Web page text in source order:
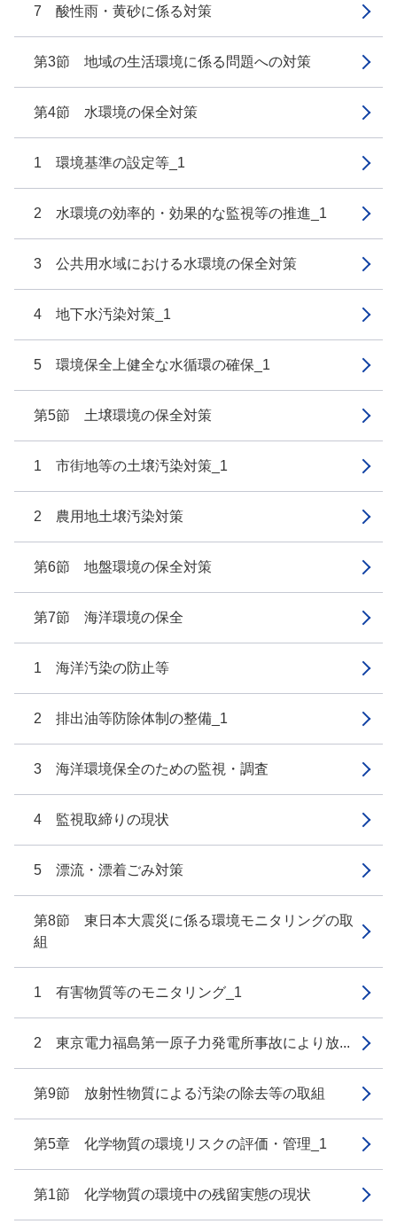
7 酸性雨・黄砂に係る対策
第3節 地域の生活環境に係る問題への対策
第4節 水環境の保全対策
1 環境基準の設定等_1
2 水環境の効率的・効果的な監視等の推進_1
3 公共用水域における水環境の保全対策
4 地下水汚染対策_1
5 環境保全上健全な水循環の確保_1
第5節 土壌環境の保全対策
1 市街地等の土壌汚染対策_1
2 農用地土壌汚染対策
第6節 地盤環境の保全対策
第7節 海洋環境の保全
1 海洋汚染の防止等
2 排出油等防除体制の整備_1
3 海洋環境保全のための監視・調査
4 監視取締りの現状
5 漂流・漂着ごみ対策
第8節 東日本大震災に係る環境モニタリングの取
組
1 有害物質等のモニタリング_1
2 東京電力福島第一原子力発電所事故により放...
第9節 放射性物質による汚染の除去等の取組
第5章 化学物質の環境リスクの評価・管理_1
第1節 化学物質の環境中の残留実態の現状